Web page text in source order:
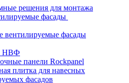
решения для монтажа
фасады
вентилируемые фасады
НВФ
панели Rockpanel
плитка для навесных
фасадов